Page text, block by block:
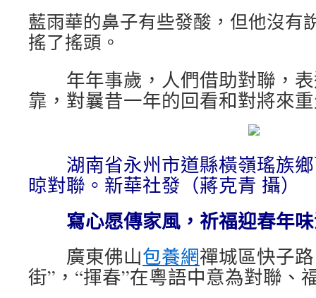
藍雨華的鼻子有些發酸，但他沒有
搖了搖頭。
年年事歲，人們借助對聯，表
靠，對曩昔一年的回看和對將來
湖南省永州市道縣橫嶺瑤族鄉
晾對聯。新華社發（蔣克青 攝）
寫心愿傳家風，祈福迎春年
廣東佛山包養網禪城區快子
街”，“揮春”在粵語中意為對聯、